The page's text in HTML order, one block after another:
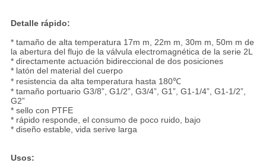
Detalle rápido:
* tamaño de alta temperatura 17m m, 22m m, 30m m, 50m m de
la abertura del flujo de la válvula electromagnética de la serie 2L
* directamente actuación bidireccional de dos posiciones
* latón del material del cuerpo
* resistencia da alta temperatura hasta 180℃
* tamaño portuario G3/8”, G1/2”, G3/4”, G1”, G1-1/4”, G1-1/2”,
G2”
* sello con PTFE
* rápido responde, el consumo de poco ruido, bajo
* diseño estable, vida serive larga
Usos: